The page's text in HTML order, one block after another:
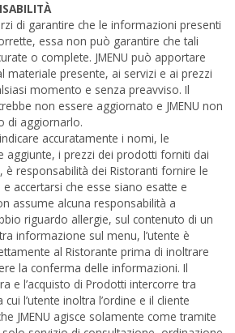
di garantire che le informazioni presenti
essa non può garantire che tali
o complete. JMENU può apportare
materiale presente, ai servizi e ai prezzi
momento e senza preavviso. Il
non essere aggiornato e JMENU non
di aggiornarlo.
accuratamente i nomi, le
aggiunte, i prezzi dei prodotti forniti dai
è responsabilità dei Ristoranti fornire le
accertarsi che esse siano esatte e
assume alcuna responsabilità a
riguardo allergie, sul contenuto di un
informazione sul menu, l’utente è
al Ristorante prima di inoltrare
la conferma delle informazioni. Il
e l’acquisto di Prodotti intercorre tra
cui l’utente inoltra l’ordine e il cliente
JMENU agisce solamente come tramite